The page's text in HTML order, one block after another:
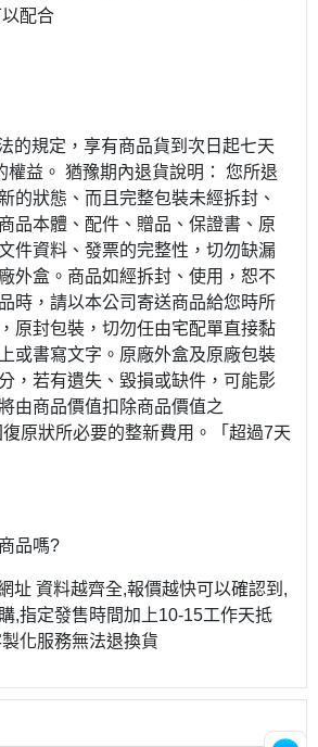
配合
的規定，享有商品貨到次日起七天
權益。 猶豫期內退貨說明： 您所退
的狀態、而且完整包裝未經拆封、
品本體、配件、贈品、保證書、原
件資料、發票的完整性，切勿缺漏
外盒。商品如經拆封、使用，恕不
時，請以本公司寄送商品給您時所
原封包裝，切勿任由宅配單直接黏
或書寫文字。原廠外盒及原廠包裝
，若有遺失、毀損或缺件，可能影
由商品價值扣除商品價值之
原狀所必要的整新費用。「超過7天
品嗎?
址 資料越齊全,報價越快可以確認到,
,指定發售時間加上10-15工作天抵
化服務無法退換貨